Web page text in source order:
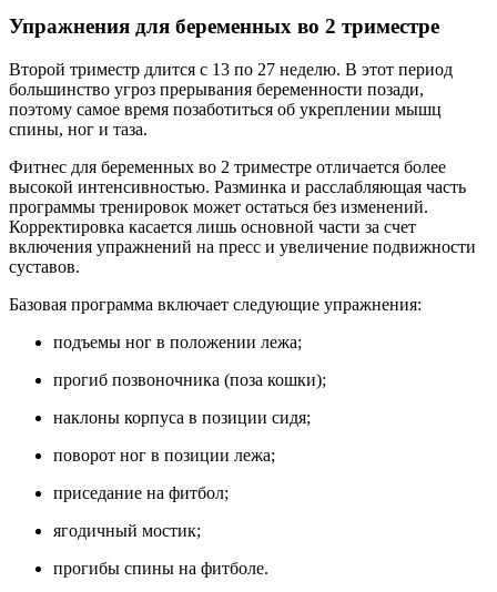
Упражнения для беременных во 2 триместре
Второй триместр длится с 13 по 27 неделю. В этот период
большинство угроз прерывания беременности позади,
поэтому самое время позаботиться об укреплении мышц
спины, ног и таза.
Фитнес для беременных во 2 триместре отличается более
высокой интенсивностью. Разминка и расслабляющая часть
программы тренировок может остаться без изменений.
Корректировка касается лишь основной части за счет
включения упражнений на пресс и увеличение подвижности
суставов.
Базовая программа включает следующие упражнения:
подъемы ног в положении лежа;
прогиб позвоночника (поза кошки);
наклоны корпуса в позиции сидя;
поворот ног в позиции лежа;
приседание на фитбол;
ягодичный мостик;
прогибы спины на фитболе.